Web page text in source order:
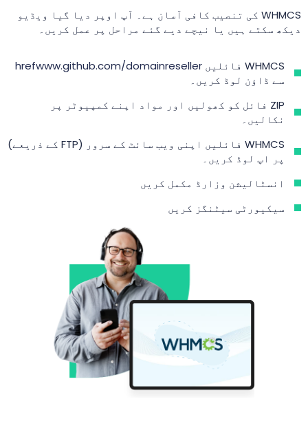
WHMCS کی تنصیب کافی آسان ہے۔ آپ اوپر دیا گیا ویڈیو
دیکھ سکتے ہیں یا نیچے دیے گئے مراحل پر عمل کریں۔
WHMCS فائلیں
hrefwww.github.com/domainreseller
سے ڈاؤن لوڈ کریں۔
ZIP فائل کو کھولیں اور مواد اپنے کمپیوٹر پر
نکالیں۔
WHMCS فائلیں اپنی ویب سائٹ کے سرور (FTP کے ذریعے)
پر اپ لوڈ کریں۔
انسٹالیشن وزارڈ مکمل کریں
سیکیورٹی سیٹنگز کریں